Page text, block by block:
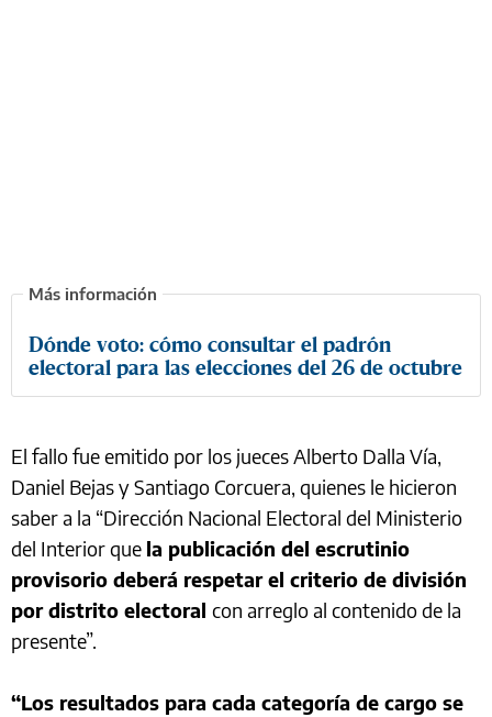
Dónde voto: cómo consultar el padrón
electoral para las elecciones del 26 de octubre
El fallo fue emitido por los jueces Alberto Dalla Vía,
Daniel Bejas y Santiago Corcuera, quienes le hicieron
saber a la “Dirección Nacional Electoral del Ministerio
del Interior que la publicación del escrutinio
provisorio deberá respetar el criterio de división
por distrito electoral con arreglo al contenido de la
presente”.
“Los resultados para cada categoría de cargo se